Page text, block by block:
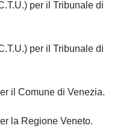
per il Tribunale di
per il Tribunale di
il Comune di Venezia.
la Regione Veneto.